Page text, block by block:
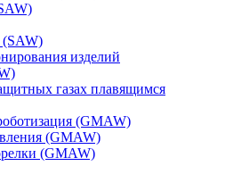
(SAW)
изделий
газах плавящимся
(GMAW)
(GMAW)
(GMAW)